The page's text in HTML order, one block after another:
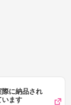
際に納品され
います